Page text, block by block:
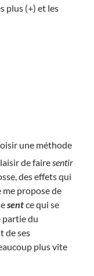
plus (+) et les
une méthode
de fairesentir
des effets qui
me propose de
sentce qui se
partie du
de ses
plus vite